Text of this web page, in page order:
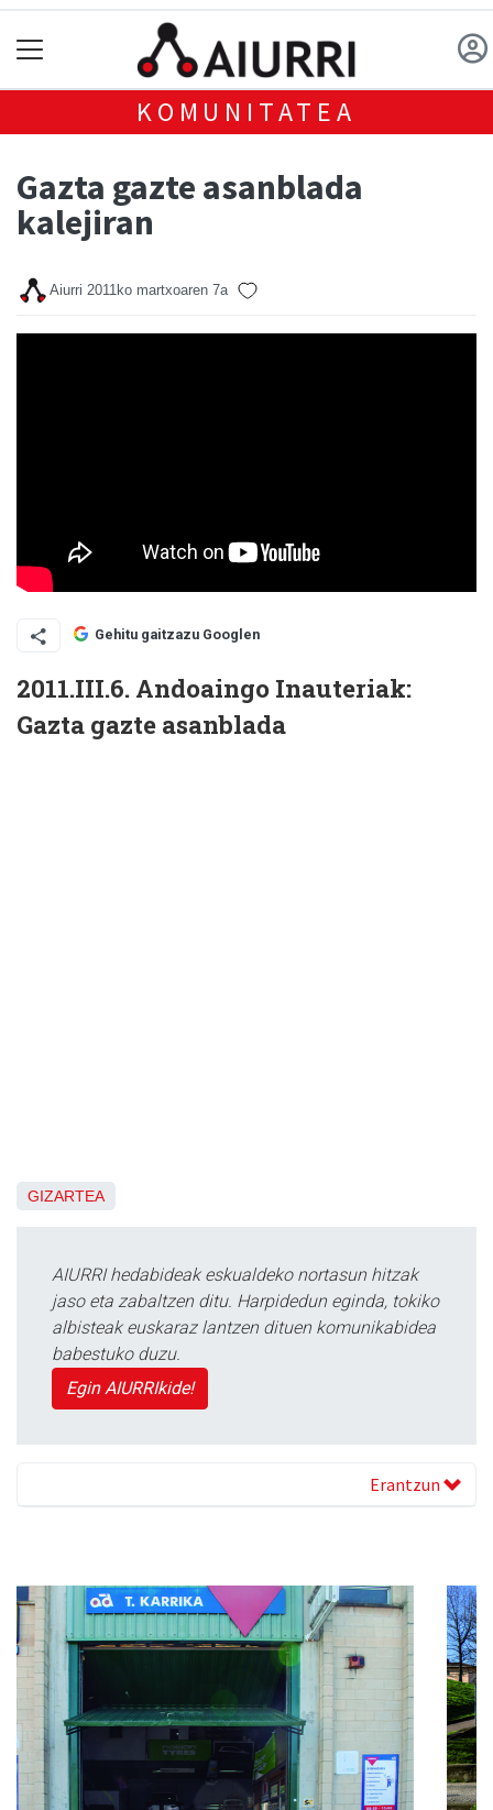
KOMUNITATEA
Gazta gazte asanblada
kalejiran
Aiurri 2011ko martxoaren 7a
Gehitu gaitzazu Googlen
2011.III.6. Andoaingo Inauteriak:
Gazta gazte asanblada
GIZARTEA
AIURRI hedabideak eskualdeko nortasun hitzak
jaso eta zabaltzen ditu. Harpidedun eginda, tokiko
albisteak euskaraz lantzen dituen komunikabidea
babestuko duzu.
Egin AIURRIkide!
Erantzun